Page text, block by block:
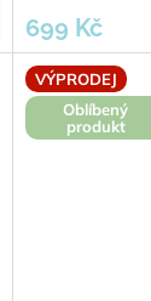
699 Kč
VÝPRODEJ
Oblíbený
produkt